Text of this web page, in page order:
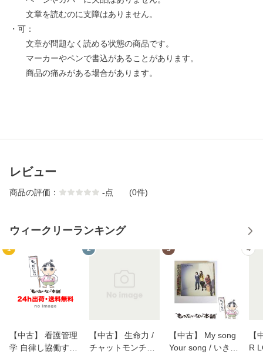
文章を読むのに支障はありません。
・可：
文章が問題なく読める状態の商品です。
マーカーやペンで書込があることがあります。
商品の痛みがある場合があります。
レビュー
商品の評価： -点 (0件)
ウィークリーランキング
1
【中古】 看護管理
学 自律し協働する
2
【中古】 生命力 /
チャットモンチー /
3
【中古】 My song
Your song / いきも
4
【
R